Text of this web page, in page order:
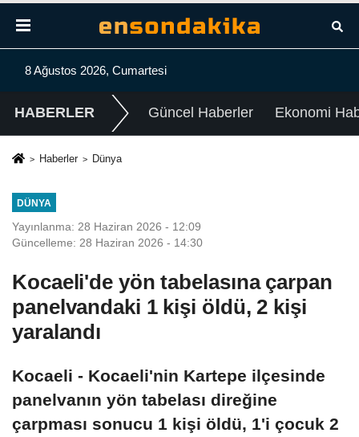
8 Ağustos 2026, Cumartesi
HABERLER Güncel Haberler Ekonomi
Haberler Dünya
DÜNYA
Yayınlanma: 28 Haziran 2026 - 12:09
Güncelleme: 28 Haziran 2026 - 14:30
Kocaeli'de yön tabelasına çarpan
panelvandaki 1 kişi öldü, 2 kişi
yaralandı
Kocaeli - Kocaeli'nin Kartepe ilçesinde
panelvanın yön tabelası direğine
çarpması sonucu 1 kişi öldü, 1'i çocuk 2